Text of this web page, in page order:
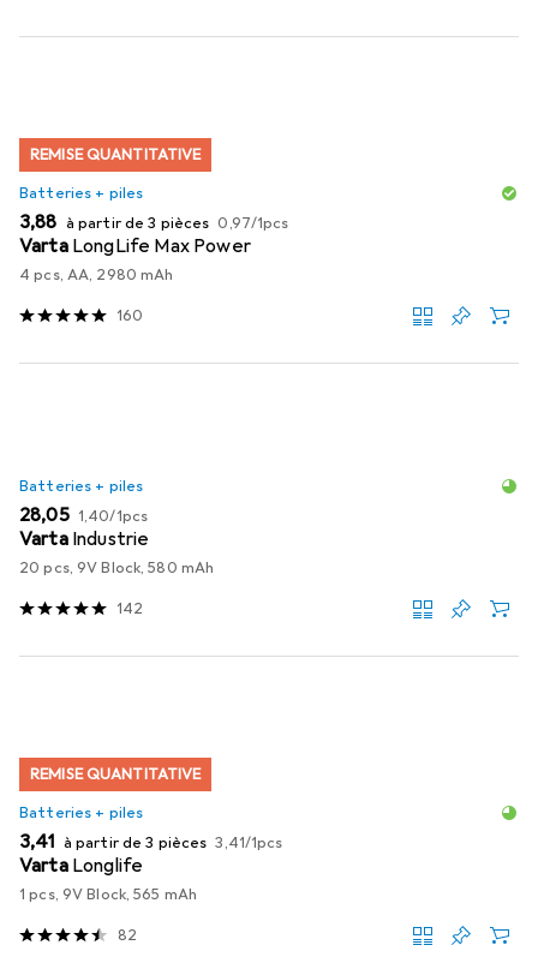
REMISE QUANTITATIVE
Batteries + piles
EUR
3,88 à partir de 3 pièces EUR
0,97/1pcs
Varta LongLife Max Power
4 pcs, AA, 2980 mAh
160
Batteries + piles
EUR
28,05 EUR
1,40/1pcs
Varta Industrie
20 pcs, 9V Block, 580 mAh
142
REMISE QUANTITATIVE
Batteries + piles
EUR
3,41 à partir de 3 pièces EUR
3,41/1pcs
Varta Longlife
1 pcs, 9V Block, 565 mAh
82